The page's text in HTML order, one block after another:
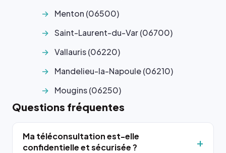
Menton (06500)
Saint-Laurent-du-Var (06700)
Vallauris (06220)
Mandelieu-la-Napoule (06210)
Mougins (06250)
Questions fréquentes
Ma téléconsultation est-elle
confidentielle et sécurisée ?